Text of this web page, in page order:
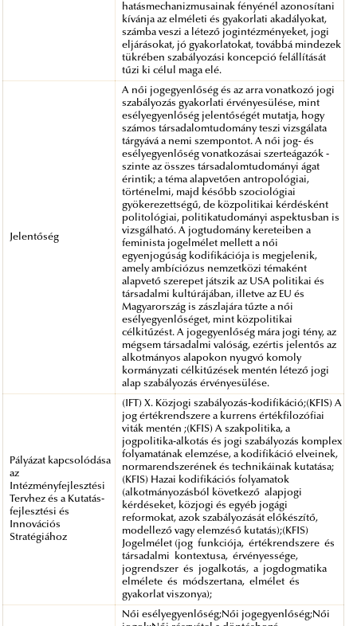
hatásmechanizmusainak fényénél azonosítani
kívánja az elméleti és gyakorlati akadályokat,
számba veszi a létező jogintézményeket, jogi
eljárásokat, jó gyakorlatokat, továbbá mindezek
tükrében szabályozási koncepció felállítását
tűzi ki célul maga elé.
Jelentőség
A női jogegyenlőség és az arra vonatkozó jogi
szabályozás gyakorlati érvényesülése, mint
esélyegyenlőség jelentőségét mutatja, hogy
számos társadalomtudomány teszi vizsgálata
tárgyává a nemi szempontot. A női jog- és
esélyegyenlőség vonatkozásai szerteágazók -
szinte az összes társadalomtudományi ágat
érintik; a téma alapvetően antropológiai,
történelmi, majd később szociológiai
gyökerezettségű, de közpolitikai kérdésként
politológiai, politikatudományi aspektusban is
vizsgálható. A jogtudomány kereteiben a
feminista jogelmélet mellett a női
egyenjogúság kodifikációja is megjelenik,
amely ambíciózus nemzetközi témaként
alapvető szerepet játszik az USA politikai és
társadalmi kultúrájában, illetve az EU és
Magyarország is zászlajára tűzte a női
esélyegyenlőséget, mint közpolitikai
célkitűzést. A jogegyenlőség mára jogi tény, az
mégsem társadalmi valóság, ezértis jelentős az
alkotmányos alapokon nyugvó komoly
kormányzati célkitűzések mentén létező jogi
alap szabályozás érvényesülése.
Pályázat kapcsolódása
az
Intézményfejlesztési
Tervhez és a Kutatás-
fejlesztési és
Innovációs
Stratégiához
(IFT) X. Közjogi szabályozás-kodifikáció;(KFIS) A
jog értékrendszere a kurrens értékfilozófiai
viták mentén ;(KFIS) A szakpolitika, a
jogpolitika-alkotás és jogi szabályozás komplex
folyamatának elemzése, a kodifikáció elveinek,
normarendszerének és technikáinak kutatása;
(KFIS) Hazai kodifikációs folyamatok
(alkotmányozásból következő alapjogi
kérdéseket, közjogi és egyéb jogági
reformokat, azok szabályozását előkészítő,
modellező vagy elemzéső kutatás);(KFIS)
Jogelmélet (jog funkciója, értékrendszere és
társadalmi kontextusa, érvényessége,
jogrendszer és jogalkotás, a jogdogmatika
elmélete és módszertana, elmélet és
gyakorlat viszonya);
Női esélyegyenlőség;Női jogegyenlőség;Női